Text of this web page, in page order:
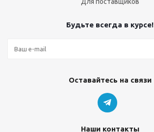
Будьте всегда в курсе!
Оставайтесь на связи
Наши контакты